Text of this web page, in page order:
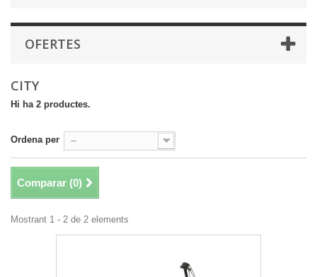
OFERTES
CITY
Hi ha 2 productes.
Ordena per --
Comparar (0)
Mostrant 1 - 2 de 2 elements